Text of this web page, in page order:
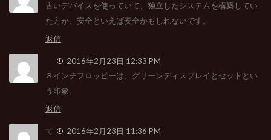
古いデバイスを使っていて、独立したシステムを構築してい
た方か、安全といえば安全かもしれないです。
返信
2016年2月23日 12:33 PM
８インチフロッピーは、グリーンディスプレイとセットとい
う印象。
返信
て
2016年2月23日 11:36 PM